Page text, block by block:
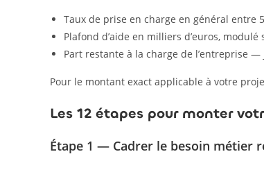
Taux de prise en charge en général entre
Plafond d’aide en milliers d’euros,
Part restante à la charge de l’entreprise —
Pour le montant exact applicable à votre
Les 12 étapes pour monter
Étape 1 — Cadrer le besoin métier